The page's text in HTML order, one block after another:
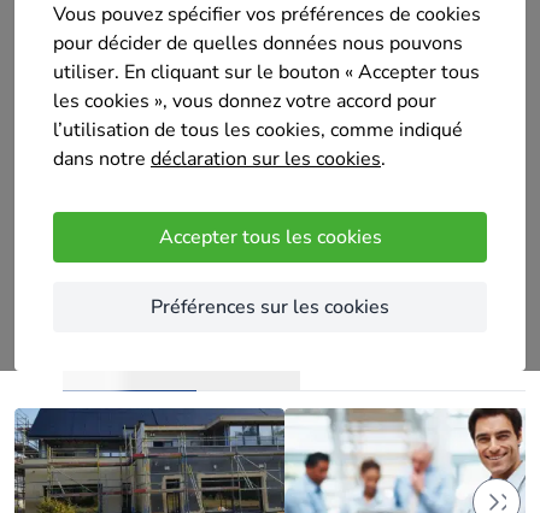
Vous pouvez spécifier vos préférences de cookies
pour décider de quelles données nous pouvons
utiliser. En cliquant sur le bouton « Accepter tous
les cookies », vous donnez votre accord pour
l’utilisation de tous les cookies, comme indiqué
dans notre déclaration sur les cookies.
Accepter tous les cookies
Préférences sur les cookies
Isolation . Châssis . Toitures
(1 avis)
Etterbeek
Isolaris est une entreprise Belge spécialisée dans
toutes les techniques d'isolation. Nous nous
concentrons sur l'enveloppe du Batiment ( Murs,
Châssis et Toiture).